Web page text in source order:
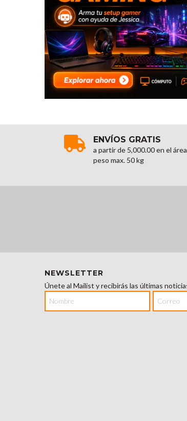
ENVÍOS GRATIS
a partir de 5,000.00 en el
peso max. 50 kg
NEWSLETTER
Únete al Mailist y recibirás las últimas